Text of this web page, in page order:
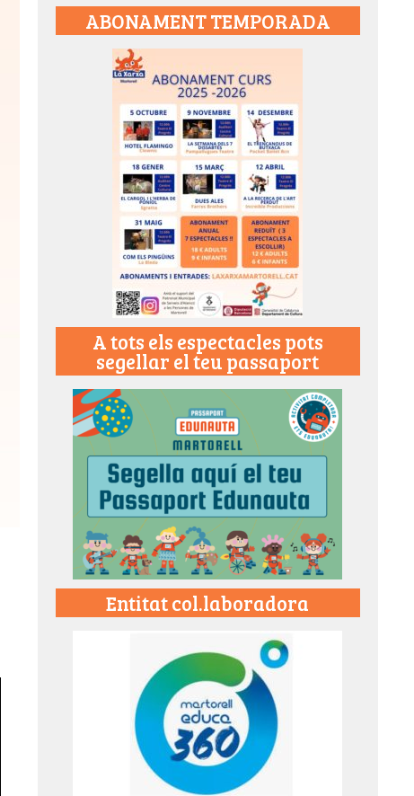
ABONAMENT TEMPORADA
A tots els espectacles pots
segellar el teu passaport
Entitat col.laboradora